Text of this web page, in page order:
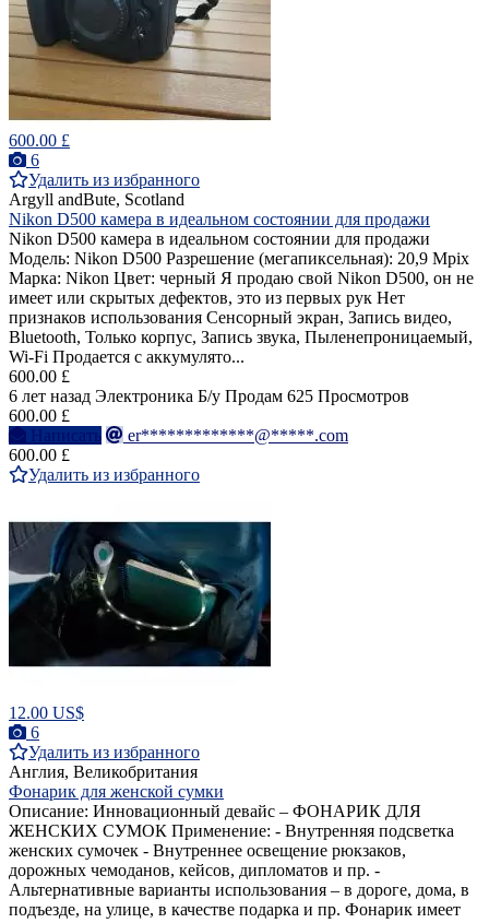
600.00 £
6
Удалить из избранного
Argyll andBute, Scotland
Nikon D500 камера в идеальном состоянии для продажи
Nikon D500 камера в идеальном состоянии для продажи
Модель: Nikon D500 Разрешение (мегапиксельная): 20,9 Mpix
Марка: Nikon Цвет: черный Я продаю свой Nikon D500, он не
имеет или скрытых дефектов, это из первых рук Нет
признаков использования Сенсорный экран, Запись видео,
Bluetooth, Только корпус, Запись звука, Пыленепроницаемый,
Wi-Fi Продается с аккумулято...
600.00 £
6 лет назад Электроника Б/у Продам 625 Просмотров
600.00 £
Написать
er*************@*****.com
600.00 £
Удалить из избранного
12.00 US$
6
Удалить из избранного
Англия, Великобритания
Фонарик для женской сумки
Описание: Инновационный девайс – ФОНАРИК ДЛЯ
ЖЕНСКИХ СУМОК Применение: - Внутренняя подсветка
женских сумочек - Внутреннее освещение рюкзаков,
дорожных чемоданов, кейсов, дипломатов и пр. -
Альтернативные варианты использования – в дороге, дома, в
подъезде, на улице, в качестве подарка и пр. Фонарик имеет